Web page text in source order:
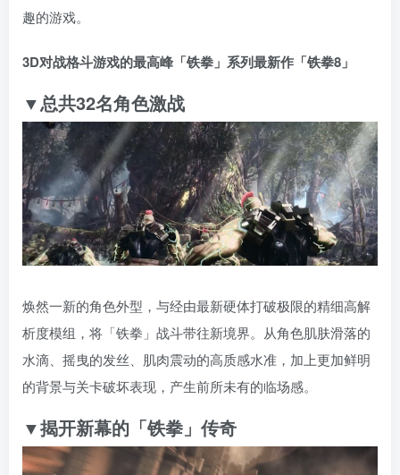
趣的游戏。
3D对战格斗游戏的最高峰「铁拳」系列最新作「铁拳8」
▼总共32名角色激战
焕然一新的角色外型，与经由最新硬体打破极限的精细高解
析度模组，将「铁拳」战斗带往新境界。从角色肌肤滑落的
水滴、摇曳的发丝、肌肉震动的高质感水准，加上更加鲜明
的背景与关卡破坏表现，产生前所未有的临场感。
▼揭开新幕的「铁拳」传奇